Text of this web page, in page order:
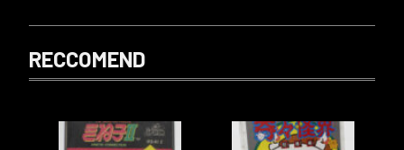
RECCOMEND